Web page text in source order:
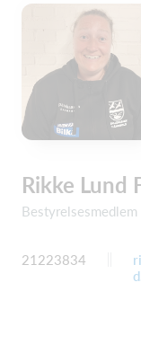
Rikke Lund
Bestyrelsesmedlem
21223834